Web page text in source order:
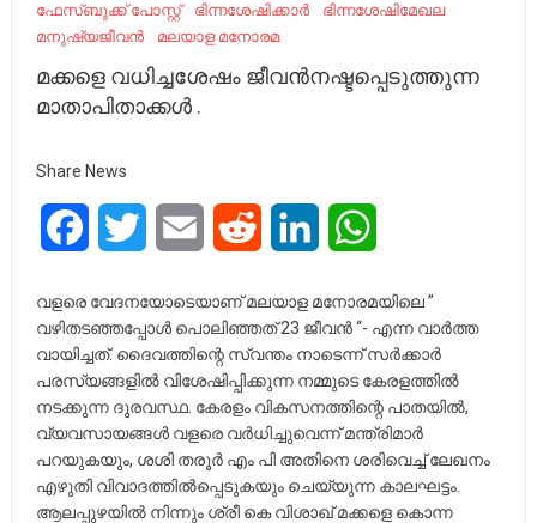
ഫേസ്ബുക്ക് പോസ്റ്റ്
ഭിന്നശേഷിക്കാർ
ഭിന്നശേഷിമേഖല
മനുഷ്യജീവൻ
മലയാള മനോരമ
മക്കളെ വധിച്ചശേഷം ജീവൻനഷ്ടപ്പെടുത്തുന്ന
മാതാപിതാക്കൾ .
Share News
FacebookTwitter Email Reddit LinkedIn
വളരെ വേദനയോടെയാണ് മലയാള മനോരമയിലെ ”
വഴിതടഞ്ഞപ്പോൾ പൊലിഞ്ഞത് 23 ജീവൻ “- എന്ന വാർത്ത
വായിച്ചത്. ദൈവത്തിന്റെ സ്വന്തം നാടെന്ന് സർക്കാർ
പരസ്യങ്ങളിൽ വിശേഷിപ്പിക്കുന്ന നമ്മുടെ കേരളത്തിൽ
നടക്കുന്ന ദുരവസ്ഥ. കേരളം വികസനത്തിന്റെ പാതയിൽ,
വ്യവസായങ്ങൾ വളരെ വർധിച്ചുവെന്ന് മന്ത്രിമാർ
പറയുകയും, ശശി തരൂർ എം പി അതിനെ ശരിവെച്ച് ലേഖനം
എഴുതി വിവാദത്തിൽപ്പെടുകയും ചെയ്യുന്ന കാലഘട്ടം.
ആലപ്പുഴയിൽ നിന്നും ശ്രീ കെ വിശാഖ് മക്കളെ കൊന്ന